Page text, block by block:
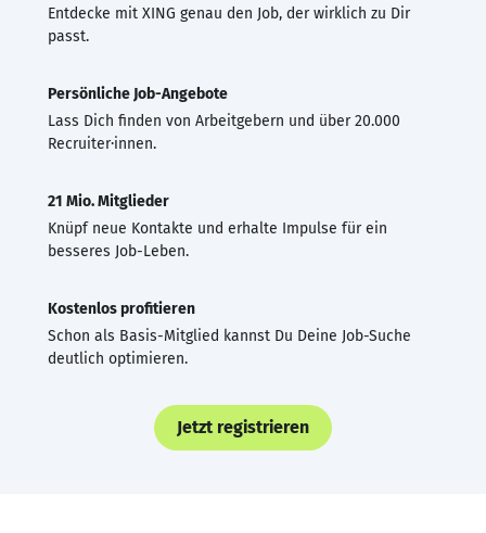
Entdecke mit XING genau den Job, der wirklich zu Dir
passt.
Persönliche Job-Angebote
Lass Dich finden von Arbeitgebern und über 20.000
Recruiter·innen.
21 Mio. Mitglieder
Knüpf neue Kontakte und erhalte Impulse für ein
besseres Job-Leben.
Kostenlos profitieren
Schon als Basis-Mitglied kannst Du Deine Job-Suche
deutlich optimieren.
Jetzt registrieren